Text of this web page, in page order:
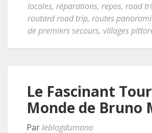
locales, réparations, repos, road
routard road trip, routes
de premiers secours, villages
Le Fascinant
Monde de Bruno
Parleblogdumono